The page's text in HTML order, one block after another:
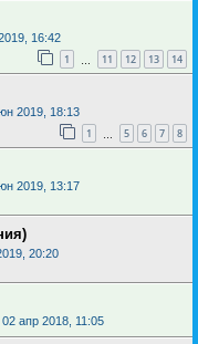
16:42
1 11 12 13 14
2019, 18:13
1 5 6 7 8
2019, 13:17
20:20
02 апр 2018, 11:05